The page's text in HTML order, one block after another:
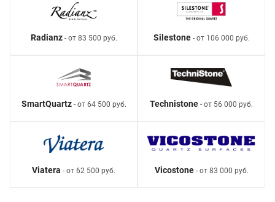
Radianz- от 83 500 руб. Silestone- от 106 000 руб.
SmartQuartz- от 64 500 руб. Technistone - от 56 000 руб.
Viatera - от 62 500 руб. Vicostone- от 83 000 руб.